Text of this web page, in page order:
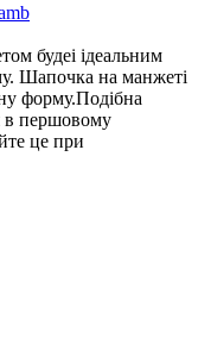
будеі ідеальним
Шапочка на манжеті
форму.Подібна
в першовому
це при